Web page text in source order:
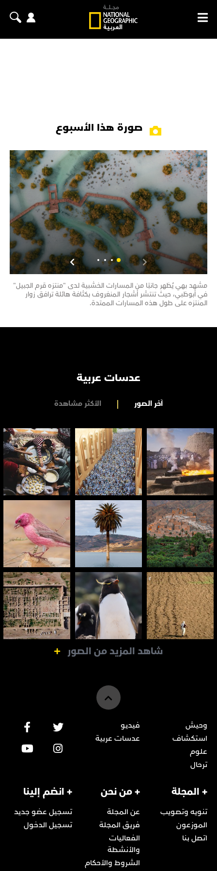
صورة هذا الأسبوع
مشهد بهي يُظهر جانبًا من المسارات الخشبية لدى "منتزه قرم الجبيل"
في أبوظبي، حيث تنتشر أشجار المنغروف بكثافة هائلة ترافق زوار
المنتزه على طول هذه المسارات الممتدة.
عدسات عربية
آخر الصور الأكثر مشاهدة
شاهد المزيد من الصور
وحيش
استكشاف
علوم
ترحال
فيديو
عدسات عربية
+ المجلة
تنويه وتصويب
الموزعون
اتصل بنا
+ من نحن
عن المجلة
فريق المجلة
الفعاليات
والأنشطة
الشروط والأحكام
+ انضم إلينا
تسجيل عضو جديد
تسجيل الدخول